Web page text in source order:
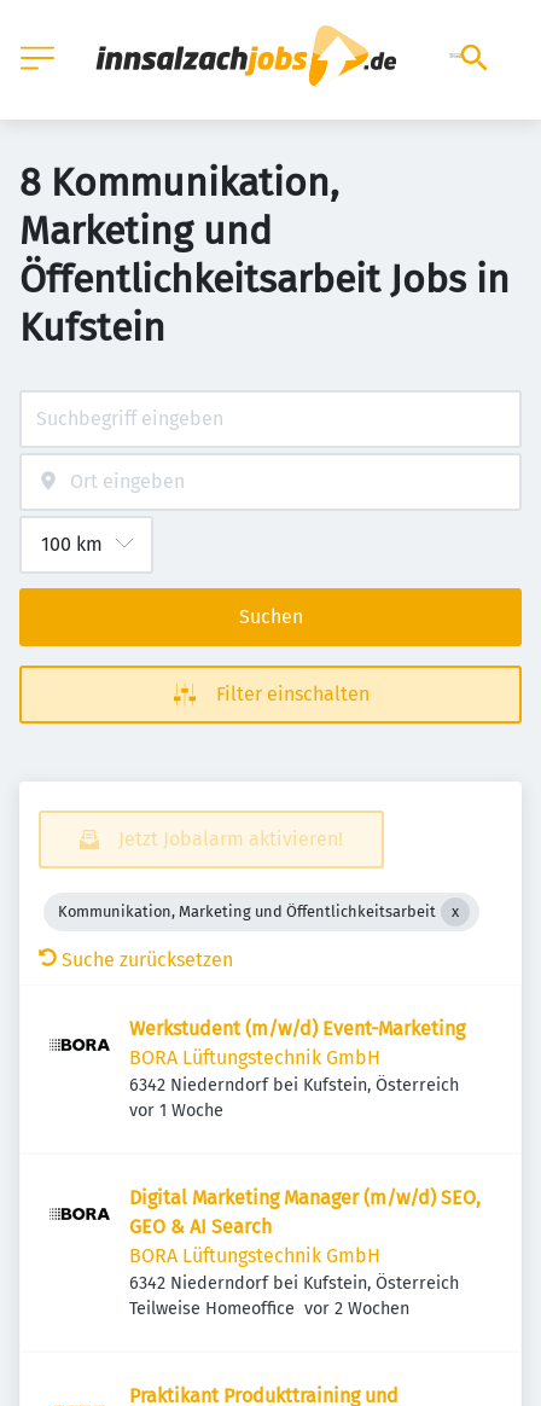
8 Kommunikation,
Marketing und
Öffentlichkeitsarbeit Jobs in
Kufstein
Suchen
Filter einschalten
Jetzt Jobalarm aktivieren!
Kommunikation, Marketing und Öffentlichkeitsarbeit
Suche zurücksetzen
Werkstudent (m/w/d) Event-Marketing
BORA Lüftungstechnik GmbH
6342 Niederndorf bei Kufstein, Österreich
Veröffentlicht
vor 1 Woche
Digital Marketing Manager (m/w/d) SEO,
GEO & AI Search
BORA Lüftungstechnik GmbH
6342 Niederndorf bei Kufstein, Österreich
Teilweise Homeoffice Veröffentlicht
vor 2 Wochen
Praktikant Produkttraining und